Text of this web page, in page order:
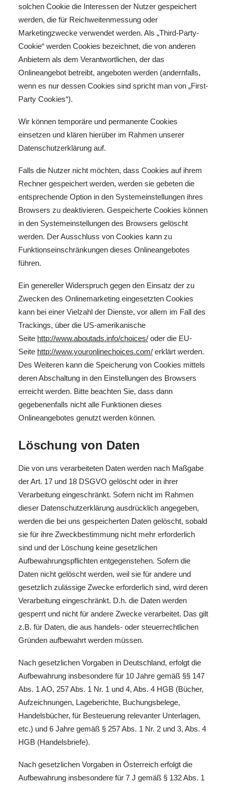
solchen Cookie die Interessen der Nutzer gespeichert
werden, die für Reichweitenmessung oder
Marketingzwecke verwendet werden. Als „Third-Party-
Cookie“ werden Cookies bezeichnet, die von anderen
Anbietern als dem Verantwortlichen, der das
Onlineangebot betreibt, angeboten werden (andernfalls,
wenn es nur dessen Cookies sind spricht man von „First-
Party Cookies“).
Wir können temporäre und permanente Cookies
einsetzen und klären hierüber im Rahmen unserer
Datenschutzerklärung auf.
Falls die Nutzer nicht möchten, dass Cookies auf ihrem
Rechner gespeichert werden, werden sie gebeten die
entsprechende Option in den Systemeinstellungen ihres
Browsers zu deaktivieren. Gespeicherte Cookies können
in den Systemeinstellungen des Browsers gelöscht
werden. Der Ausschluss von Cookies kann zu
Funktionseinschränkungen dieses Onlineangebotes
führen.
Ein genereller Widerspruch gegen den Einsatz der zu
Zwecken des Onlinemarketing eingesetzten Cookies
kann bei einer Vielzahl der Dienste, vor allem im Fall des
Trackings, über die US-amerikanische
Seite http://www.aboutads.info/choices/ oder die EU-
Seite http://www.youronlinechoices.com/ erklärt werden.
Des Weiteren kann die Speicherung von Cookies mittels
deren Abschaltung in den Einstellungen des Browsers
erreicht werden. Bitte beachten Sie, dass dann
gegebenenfalls nicht alle Funktionen dieses
Onlineangebotes genutzt werden können.
Löschung von Daten
Die von uns verarbeiteten Daten werden nach Maßgabe
der Art. 17 und 18 DSGVO gelöscht oder in ihrer
Verarbeitung eingeschränkt. Sofern nicht im Rahmen
dieser Datenschutzerklärung ausdrücklich angegeben,
werden die bei uns gespeicherten Daten gelöscht, sobald
sie für ihre Zweckbestimmung nicht mehr erforderlich
sind und der Löschung keine gesetzlichen
Aufbewahrungspflichten entgegenstehen. Sofern die
Daten nicht gelöscht werden, weil sie für andere und
gesetzlich zulässige Zwecke erforderlich sind, wird deren
Verarbeitung eingeschränkt. D.h. die Daten werden
gesperrt und nicht für andere Zwecke verarbeitet. Das gilt
z.B. für Daten, die aus handels- oder steuerrechtlichen
Gründen aufbewahrt werden müssen.
Nach gesetzlichen Vorgaben in Deutschland, erfolgt die
Aufbewahrung insbesondere für 10 Jahre gemäß §§ 147
Abs. 1 AO, 257 Abs. 1 Nr. 1 und 4, Abs. 4 HGB (Bücher,
Aufzeichnungen, Lageberichte, Buchungsbelege,
Handelsbücher, für Besteuerung relevanter Unterlagen,
etc.) und 6 Jahre gemäß § 257 Abs. 1 Nr. 2 und 3, Abs. 4
HGB (Handelsbriefe).
Nach gesetzlichen Vorgaben in Österreich erfolgt die
Aufbewahrung insbesondere für 7 J gemäß § 132 Abs. 1